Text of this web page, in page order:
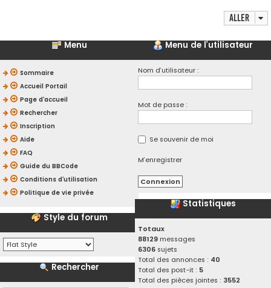
Aller
Menu
Sommaire
Accueil Portail
Page d’accueil
Rechercher
Inscription
Aide
FAQ
Guide du BBCode
Conditions d’utilisation
Politique de vie privée
Style du forum
Rechercher
Menu de l’utilisateur
Nom d’utilisateur :
Mot de passe :
Se souvenir de moi
M’enregistrer
Statistiques
Totaux
88129 messages
6306 sujets
Total des annonces : 40
Total des post-it : 5
Total des pièces jointes : 3552